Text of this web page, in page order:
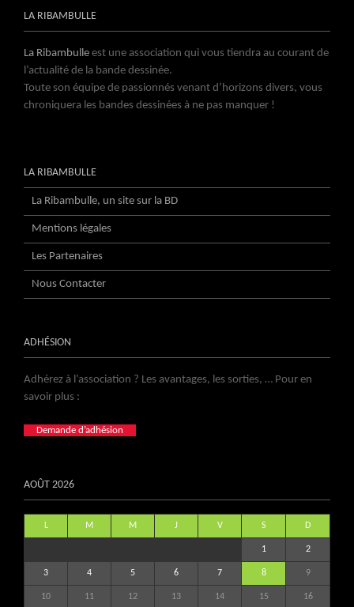
LA RIBAMBULLE
La Ribambulle est une association qui vous tiendra au courant de
l’actualité de la bande dessinée.
Toute son équipe de passionnés venant d’horizons divers, vous
chroniquera les bandes dessinées à ne pas manquer !
LA RIBAMBULLE
La Ribambulle, un site sur la BD
Mentions légales
Les Partenaires
Nous Contacter
ADHÉSION
Adhérez à l’association ? Les avantages, les sorties, … Pour en
savoir plus :
Demande d’adhésion
AOÛT 2026
L M M J V S D
1 2
3 4 5 6 7 8 9
10 11 12 13 14 15 16